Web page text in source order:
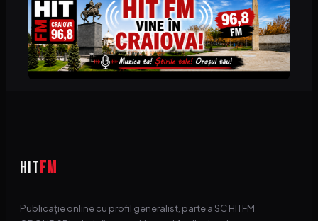
HITFM
Publicație online cu profil generalist, parte a SC HITFM